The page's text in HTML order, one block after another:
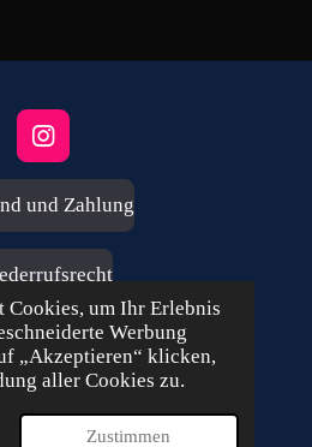
Cookies, um Ihr Erlebnis
Werbung
„Akzeptieren“ klicken,
aller Cookies zu.
Zustimmen
I
n
t
a
m
und Zahlung
AGB